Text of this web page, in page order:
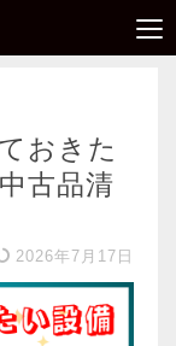
おきた
古品清
2026年7月17日